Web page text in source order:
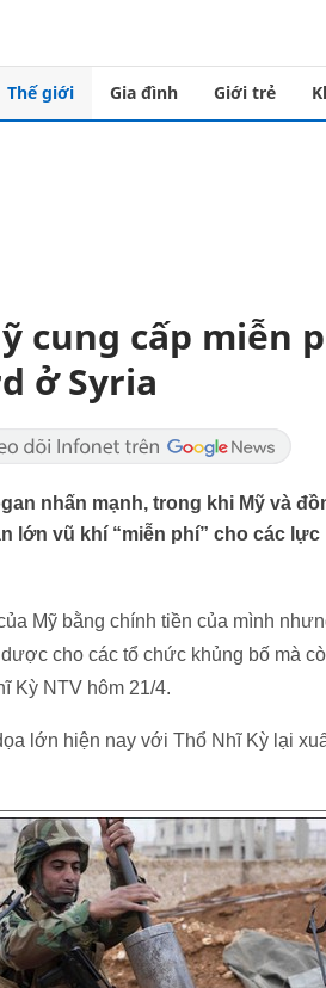
Thế giới Gia đình Giới trẻ
cung cấp miễn
ở Syria
nhấn mạnh, trong khi Mỹ và
lớn vũ khí “miễn phí” cho các
Mỹ bằng chính tiền của mình
cho các tổ chức khủng bố mà
Kỳ NTV hôm 21/4.
lớn hiện nay với Thổ Nhĩ Kỳ lại